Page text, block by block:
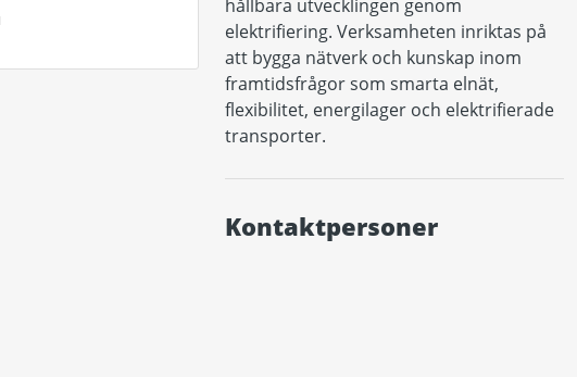
hållbara utvecklingen genom
elektrifiering. Verksamheten inriktas på
att bygga nätverk och kunskap inom
framtidsfrågor som smarta elnät,
flexibilitet, energilager och elektrifierade
transporter.
Kontaktpersoner